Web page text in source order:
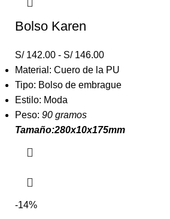
Bolso Karen
S/142.00 - S/146.00
Material: Cuero de la PU
Tipo: Bolso de embrague
Estilo: Moda
Peso: 90 gramos
Tamaño:280x10x175mm
-14%